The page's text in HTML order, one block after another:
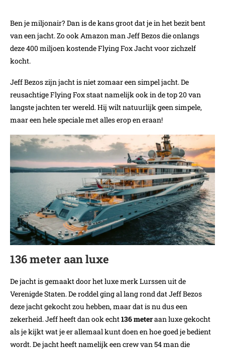
Ben je miljonair? Dan is de kans groot dat je in het bezit bent
van een jacht. Zo ook Amazon man Jeff Bezos die onlangs
deze 400 miljoen kostende Flying Fox Jacht voor zichzelf
kocht.
Jeff Bezos zijn jacht is niet zomaar een simpel jacht. De
reusachtige Flying Fox staat namelijk ook in de top 20 van
langste jachten ter wereld. Hij wilt natuurlijk geen simpele,
maar een hele speciale met alles erop en eraan!
136 meter aan luxe
De jacht is gemaakt door het luxe merk Lurssen uit de
Verenigde Staten. De roddel ging al lang rond dat Jeff Bezos
deze jacht gekocht zou hebben, maar dat is nu dus een
zekerheid. Jeff heeft dan ook echt136 meteraan luxe gekocht
als je kijkt wat je er allemaal kunt doen en hoe goed je bedient
wordt. De jacht heeft namelijk een crew van 54 man die